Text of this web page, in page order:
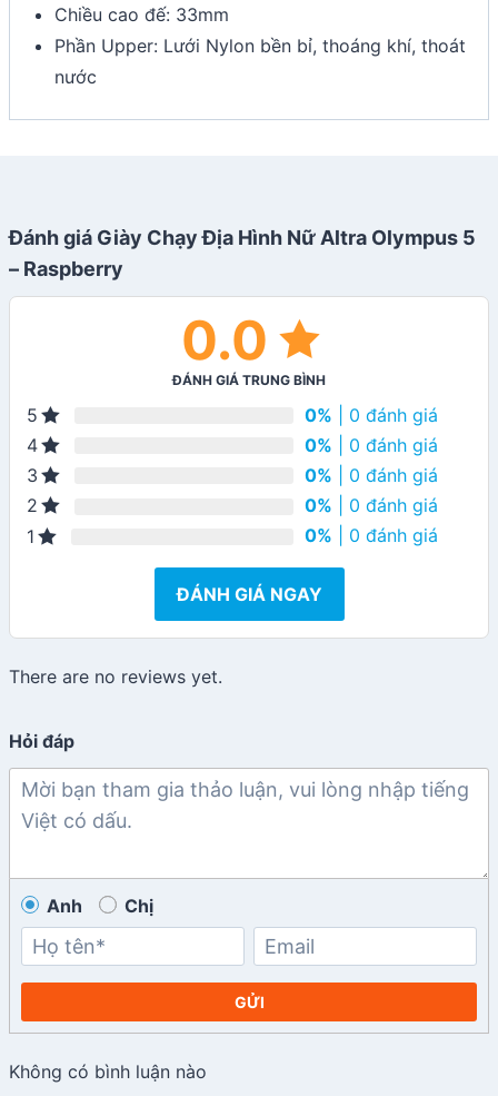
Chiều cao đế: 33mm
Phần Upper: Lưới Nylon bền bỉ, thoáng khí, thoát
nước
Đánh giá Giày Chạy Địa Hình Nữ Altra Olympus 5
– Raspberry
0.0
ĐÁNH GIÁ TRUNG BÌNH
5 0% | 0 đánh giá
4
0% | 0 đánh giá
3
0% | 0 đánh giá
2
0% | 0 đánh giá
1
0% | 0 đánh giá
ĐÁNH GIÁ NGAY
There are no reviews yet.
Hỏi đáp
Anh Chị
GỬI
Không có bình luận nào